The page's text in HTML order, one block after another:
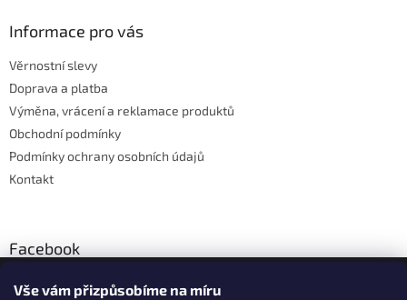
Vše vám přizpůsobíme na míru
Informace pro vás
Věrnostní slevy
Doprava a platba
Výměna, vrácení a reklamace produktů
Obchodní podmínky
Podmínky ochrany osobních údajů
Kontakt
Facebook